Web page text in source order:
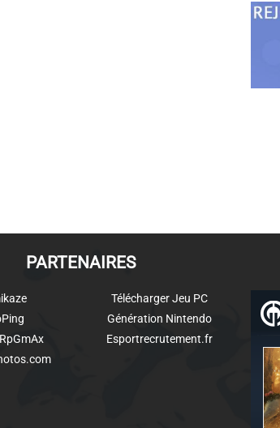
PARTENAIRES
Télécharger Jeu PC
Génération Nintendo
Esportrecrutement.fr